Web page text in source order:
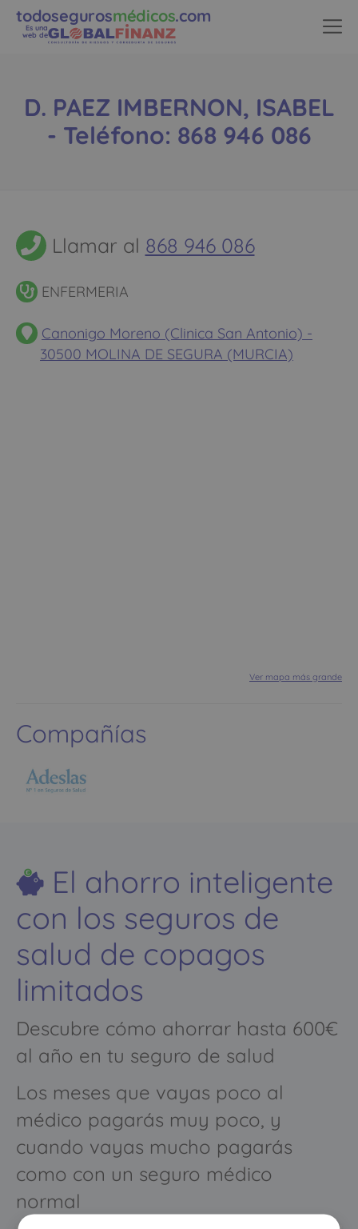
todosegurosmédicos.com
Es una
web de
D. PAEZ IMBERNON, ISABEL
- Teléfono: 868 946 086
Llamar al 868 946 086
ENFERMERIA
Canonigo Moreno (Clinica San Antonio) -
30500 MOLINA DE SEGURA (MURCIA)
Ver mapa más grande
Compañías
El ahorro inteligente
con los seguros de
salud de copagos
limitados
Descubre cómo ahorrar hasta 600€
al año en tu seguro de salud
Los meses que vayas poco al
médico pagarás muy poco, y
cuando vayas mucho pagarás
como con un seguro médico
normal